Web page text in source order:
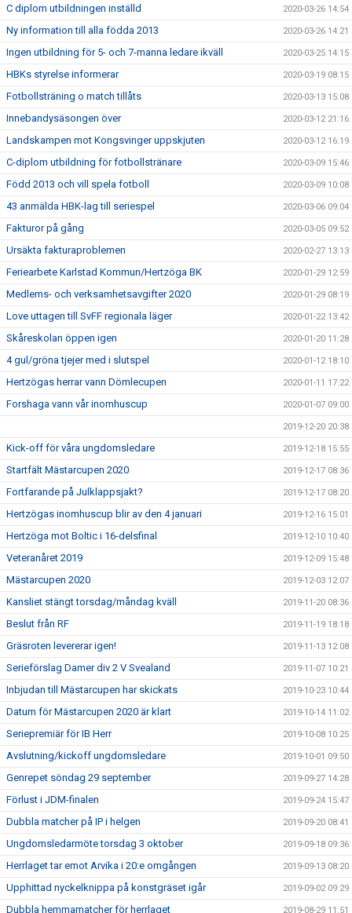
C diplom utbildningen inställd 2020-03-26 14:54
Ny information till alla födda 2013 2020-03-26 14:21
Ingen utbildning för 5- och 7-manna ledare ikväll 2020-03-25 14:15
HBKs styrelse informerar 2020-03-19 08:15
Fotbollsträning o match tillåts 2020-03-13 15:08
Innebandysäsongen över 2020-03-12 21:16
Landskampen mot Kongsvinger uppskjuten 2020-03-12 16:19
C-diplom utbildning för fotbollstränare 2020-03-09 15:46
Född 2013 och vill spela fotboll 2020-03-09 10:08
43 anmälda HBK-lag till seriespel 2020-03-06 09:04
Fakturor på gång 2020-03-05 09:52
Ursäkta fakturaproblemen 2020-02-27 13:13
Feriearbete Karlstad Kommun/Hertzöga BK 2020-01-29 12:59
Medlems- och verksamhetsavgifter 2020 2020-01-29 08:19
Love uttagen till SvFF regionala läger 2020-01-22 13:42
Skåreskolan öppen igen 2020-01-20 11:28
4 gul/gröna tjejer med i slutspel 2020-01-12 18:10
Hertzögas herrar vann Dömlecupen 2020-01-11 17:22
Forshaga vann vår inomhuscup 2020-01-07 09:00
2019-12-20 20:38
Kick-off för våra ungdomsledare 2019-12-18 15:55
Startfält Mästarcupen 2020 2019-12-17 08:36
Fortfarande på Julklappsjakt? 2019-12-17 08:20
Hertzögas inomhuscup blir av den 4 januari 2019-12-16 15:01
Hertzöga mot Boltic i 16-delsfinal 2019-12-10 10:40
Veteranåret 2019 2019-12-09 15:48
Mästarcupen 2020 2019-12-03 12:07
Kansliet stängt torsdag/måndag kväll 2019-11-20 08:36
Beslut från RF 2019-11-19 18:18
Gräsroten levererar igen! 2019-11-13 12:08
Serieförslag Damer div 2 V Svealand 2019-11-07 10:21
Inbjudan till Mästarcupen har skickats 2019-10-23 10:44
Datum för Mästarcupen 2020 är klart 2019-10-14 11:02
Seriepremiär för IB Herr 2019-10-08 10:25
Avslutning/kickoff ungdomsledare 2019-10-01 09:50
Genrepet söndag 29 september 2019-09-27 14:28
Förlust i JDM-finalen 2019-09-24 15:47
Dubbla matcher på IP i helgen 2019-09-20 08:41
Ungdomsledarmöte torsdag 3 oktober 2019-09-18 09:36
Herrlaget tar emot Arvika i 20:e omgången 2019-09-13 08:20
Upphittad nyckelknippa på konstgräset igår 2019-09-02 09:29
Dubbla hemmamatcher för herrlaget 2019-08-29 11:51